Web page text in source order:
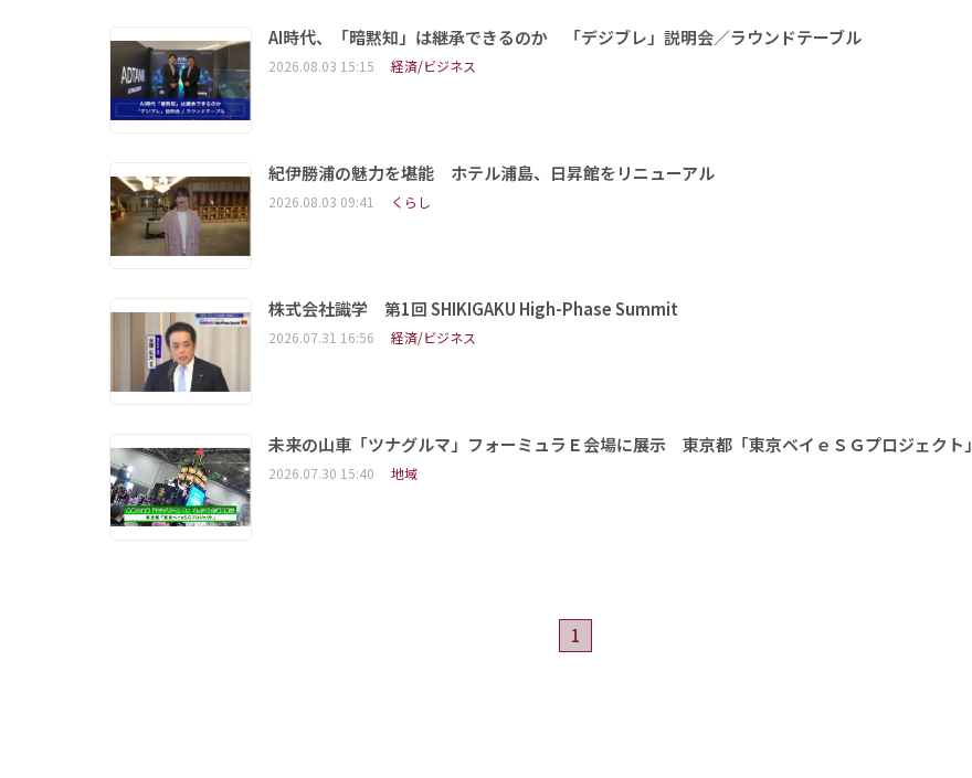
AI時代、「暗黙知」は継承できるのか 「デジブレ」説明会／ラウンドテーブル
2026.08.03 15:15 経済/ビジネス
紀伊勝浦の魅力を堪能 ホテル浦島、日昇館をリニューアル
2026.08.03 09:41 くらし
株式会社識学 第1回 SHIKIGAKU High-Phase Summit
2026.07.31 16:56 経済/ビジネス
未来の山車「ツナグルマ」フォーミュラＥ会場に展示 東京都「東京ベイｅＳＧプロジェクト」
2026.07.30 15:40 地域
1